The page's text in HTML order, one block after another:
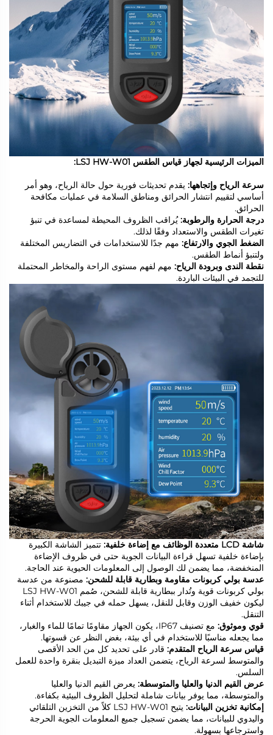
الميزات الرئيسية لجهاز قياس الطقس LSJ HW-W01:
سرعة الرياح وإتجاهها:يقدم تحديثات فورية حول حالة الرياح، وهو أمر
أساسي لتقييم انتشار الحرائق ومناطق السلامة في عمليات مكافحة
الحرائق.
درجة الحرارة والرطوبة:يُراقب الظروف المحيطة لمساعدة في تنبؤ
تغيرات الطقس والاستعداد وفقًا لذلك.
الضغط الجوي والارتفاع:مهم جدًا للاستخدامات في التضاريس المختلفة
ولتنبؤ أنماط الطقس.
نقطة الندى وبرودة الرياح:مهم لفهم مستوى الراحة والمخاطر المحتملة
للتجمد في البيئات الباردة.
شاشة LCD متعددة الوظائف مع إضاءة خلفية:
تتميز الشاشة الكبيرة
بإضاءة خلفية تسهل قراءة البيانات الجوية حتى في ظروف الإضاءة
المنخفضة، مما يضمن لك الوصول إلى المعلومات الحيوية عند الحاجة.
عدسة بولي كربونات مقاومة وبطارية قابلة للشحن:مصنوعة من عدسة
بولي كربونات قوية وتُدار ببطارية قابلة للشحن، صُمم LSJ HW-W01
ليكون خفيف الوزن وقابل للنقل، يسهل حمله في جيبك للاستخدام أثناء
التنقل.
قوي وموثوق:
مع تصنيف IP67، يكون الجهاز مقاومًا تمامًا للماء والغبار،
مما يجعله مناسبًا للاستخدام في أي بيئة، بغض النظر عن قسوتها.
قياس سرعة الرياح المتقدم:قادر على تحديد كل من الحد الأقصى
والمتوسط لسرعة الرياح، يتضمن العداد ميزة التبديل بنقرة واحدة للعمل
السلس.
عرض القيم الدنيا والعليا والمتوسطة:يعرض القيم الدنيا والعليا
والمتوسطة، مما يوفر بيانات شاملة لتحليل الظروف البيئية بكفاءة.
إمكانية تخزين البيانات:
يتيح LSJ HW-W01 كلاً من التخزين التلقائي
واليدوي للبيانات، مما يضمن تسجيل جميع المعلومات الجوية الحرجة
واسترجاعها بسهولة.